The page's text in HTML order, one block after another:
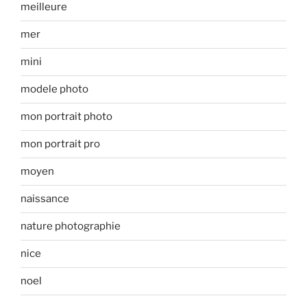
meilleure
mer
mini
modele photo
mon portrait photo
mon portrait pro
moyen
naissance
nature photographie
nice
noel